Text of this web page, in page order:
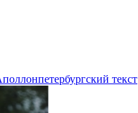
петербургский текст